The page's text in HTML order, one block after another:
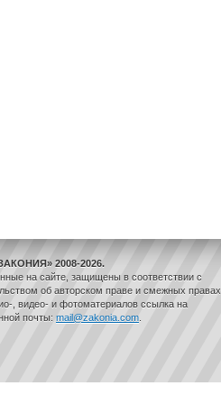
2008-2026.
на сайте, защищены в соответствии с
об авторском праве и смежных правах.
, видео- и фотоматериалов ссылка на
почты: mail@zakonia.com